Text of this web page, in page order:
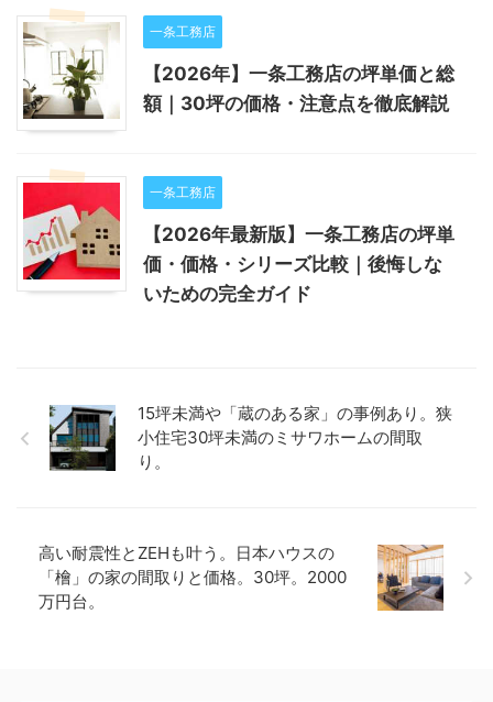
一条工務店
【2026年】一条工務店の坪単価と総
額｜30坪の価格・注意点を徹底解説
一条工務店
【2026年最新版】一条工務店の坪単
価・価格・シリーズ比較｜後悔しな
いための完全ガイド
15坪未満や「蔵のある家」の事例あり。狭
小住宅30坪未満のミサワホームの間取
り。
高い耐震性とZEHも叶う。日本ハウスの
「檜」の家の間取りと価格。30坪。2000
万円台。